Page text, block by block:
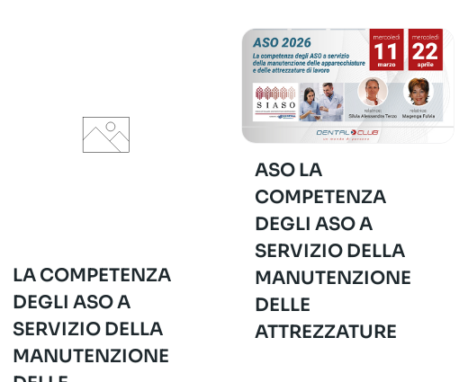
LA COMPETENZA
DEGLI ASO A
SERVIZIO DELLA
MANUTENZIONE
ASO LA
COMPETENZA
DEGLI ASO A
SERVIZIO DELLA
MANUTENZIONE
DELLE
ATTREZZATURE